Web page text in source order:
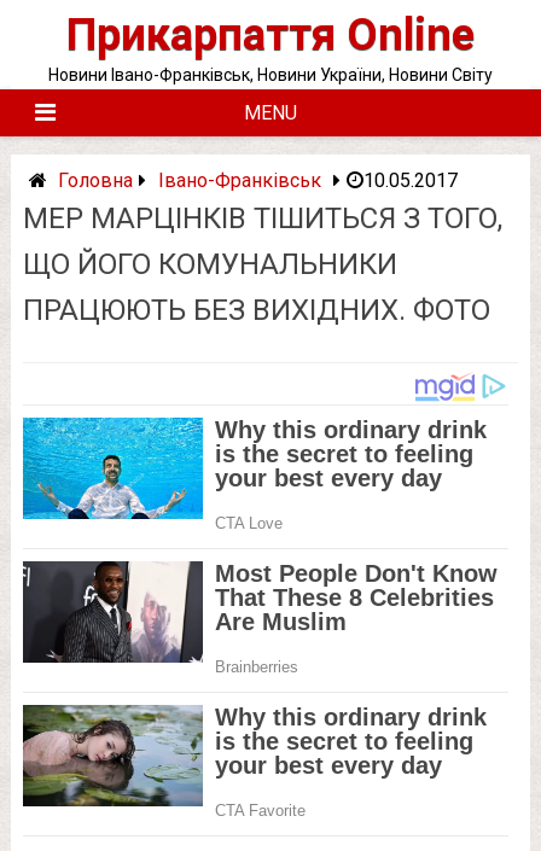
Прикарпаття Online
Новини Івано-Франківськ, Новини України, Новини Світу
MENU
Головна Івано-Франківськ 10.05.2017
МЕР МАРЦІНКІВ ТІШИТЬСЯ З ТОГО,
ЩО ЙОГО КОМУНАЛЬНИКИ
ПРАЦЮЮТЬ БЕЗ ВИХІДНИХ. ФОТО